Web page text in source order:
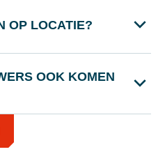
OP LOCATIE?
OOK KOMEN